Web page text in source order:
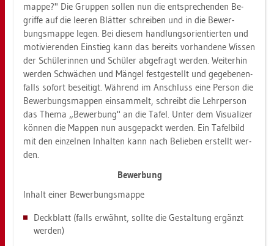
map­pe?" Die Grup­pen sol­len nun die ent­spre­chen­den Be­
grif­fe auf die lee­ren Blät­ter schrei­ben und in die Be­wer­
bungs­map­pe legen. Bei die­sem hand­lungs­ori­en­tier­ten und
mo­ti­vie­ren­den Ein­stieg kann das be­reits vor­han­de­ne Wis­sen
der Schü­le­rin­nen und Schü­ler ab­ge­fragt wer­den. Wei­ter­hin
wer­den Schwä­chen und Män­gel fest­ge­stellt und ge­ge­be­nen­
falls so­fort be­sei­tigt. Wäh­rend im An­schluss eine Per­son die
Be­wer­bungs­map­pen ein­sam­melt, schreibt die Lehr­per­son
das Thema „Be­wer­bung" an die Tafel. Unter dem Vi­sua­li­zer
kön­nen die Map­pen nun aus­ge­packt wer­den. Ein Ta­fel­bild
mit den ein­zel­nen In­hal­ten kann nach Be­lie­ben er­stellt wer­
den.
Be­wer­bung
In­halt einer Be­wer­bungs­map­pe
Deck­blatt (falls er­wähnt, soll­te die Ge­stal­tung er­gänzt
wer­den)